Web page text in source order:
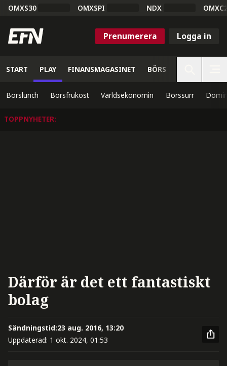
OMXS30 OMXSPI NDX
Prenumerera Logga in
START PLAY FINANSMAGASINET BÖRS
Börslunch Börsfrukost Världsekonomin Börssurr
TOPPNYHETER:
Därför är det ett fantastiskt
bolag
Sändningstid:23 aug. 2016, 13:20
Uppdaterad: 1 okt. 2024, 01:53